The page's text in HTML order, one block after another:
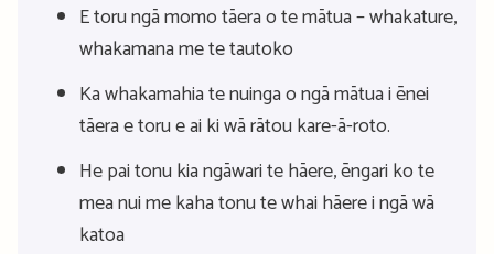
E toru ngā momo tāera o te mātua – whakature,
whakamana me te tautoko
Ka whakamahia te nuinga o ngā mātua i ēnei
tāera e toru e ai ki wā rātou kare-ā-roto.
He pai tonu kia ngāwari te hāere, ēngari ko te
mea nui me kaha tonu te whai hāere i ngā wā
katoa